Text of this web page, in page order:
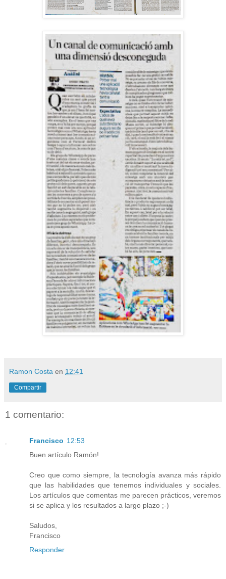
Ramon Costa en 12:41
Compartir
1 comentario:
Francisco 12:53
Buen artículo Ramón!
Creo que como siempre, la tecnología avanza más rápido
que las habilidades que tenemos individuales y sociales.
Los artículos que comentas me parecen prácticos, veremos
si se aplica y los resultados a largo plazo ;-)
Saludos,
Francisco
Responder